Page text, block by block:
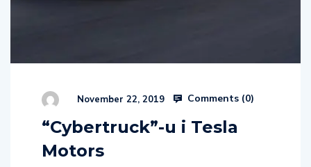
November 22, 2019 Comments (0)
“Cybertruck”-u i Tesla
Motors